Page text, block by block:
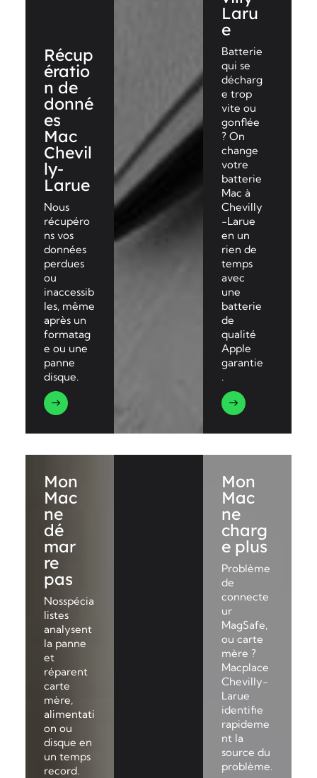
Récup
ératio
n de
donné
es
Mac
Chevil
ly-
Larue
Nous
récupéro
ns vos
données
perdues
ou
inaccessib
les, même
après un
formatag
e ou une
panne
disque.
Laru
e
Batterie
qui se
décharg
e trop
vite ou
gonflée
? On
change
votre
batterie
Mac à
Chevilly
-Larue
en un
rien de
temps
avec
une
batterie
de
qualité
Apple
garantie
.
Mon
Mac
ne
dé
mar
re
pas
Nosspécia
listes
analysent
la panne
et
réparent
carte
mère,
alimentati
on ou
disque en
un temps
record.
Mon
Mac
ne
charg
e plus
Problème
de
connecte
ur
MagSafe,
ou carte
mère ?
Macplace
Chevilly-
Larue
identifie
rapideme
nt la
source du
problème.